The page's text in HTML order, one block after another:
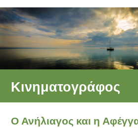
Κινηματογράφος
Ο Ανήλιαγος και η